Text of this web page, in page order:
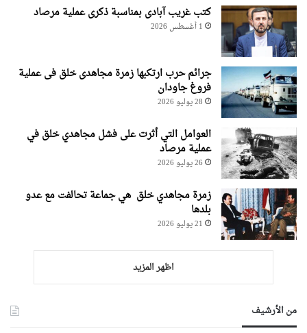
کتب غریب آبادی بمناسبة ذکری عملیة مرصاد
1 أغسطس 2026
جرائم حرب ارتکبها زمرة مجاهدی خلق فی عملیة
فروغ جاودان
28 يوليو 2026
العوامل التي أثرت على فشل مجاهدي خلق في
عملية مرصاد
26 يوليو 2026
زمرة مجاهدي خلق هي جماعة تحالفت مع عدو
بلدها
21 يوليو 2026
اظهر المزيد
من الأرشيف